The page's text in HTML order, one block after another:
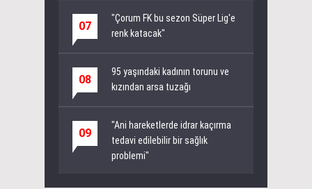
07
"Çorum FK bu sezon Süper Lig'e
renk katacak"
08
95 yaşındaki kadının torunu ve
kızından arsa tuzağı
09
"Ani hareketlerde idrar kaçırma
tedavi edilebilir bir sağlık
problemi"